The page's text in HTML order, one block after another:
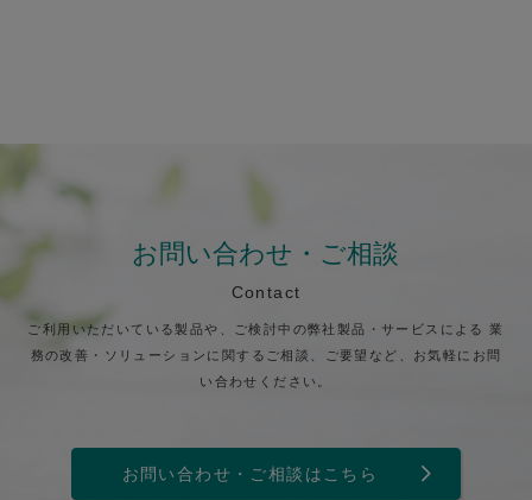
お問い合わせ・ご相談
Contact
ご利用いただいている製品や、ご検討中の弊社製品・サービスによる 業
務の改善・ソリューションに関するご相談、ご要望など、お気軽にお問
い合わせください。
お問い合わせ・ご相談はこちら